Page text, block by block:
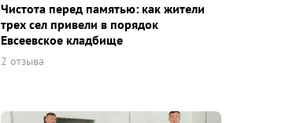
Чистота перед памятью: как жители
трех сел привели в порядок
Евсеевское кладбище
2 отзыва